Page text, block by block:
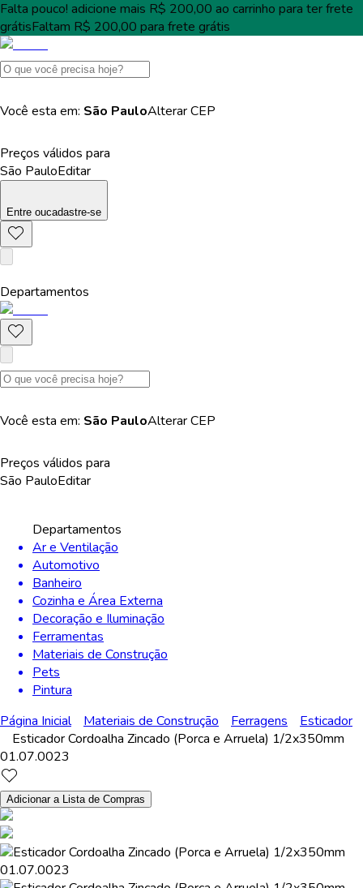
Falta pouco! adicione mais R$ 200,00 ao carrinho para terfrete
grátisFaltam R$ 200,00 para frete grátis
Você esta em: São PauloAlterarCEP
Preços válidos para
São PauloEditar
Entre oucadastre-se
Departamentos
Você esta em: São PauloAlterarCEP
Preços válidos para
São PauloEditar
Departamentos
Ar e Ventilação
Automotivo
Banheiro
Cozinha e Área Externa
Decoração e Iluminação
Ferramentas
Materiais de Construção
Pets
Pintura
Página Inicial
Materiais de Construção Ferragens
Esticador
Esticador Cordoalha Zincado (Porca e Arruela) 1/2x350mm
01.07.0023
Adicionar a Lista de Compras